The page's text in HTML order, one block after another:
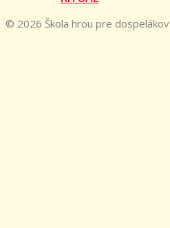
© 2026 Škola hrou pre dospelákov